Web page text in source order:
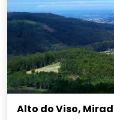
Alto do Viso,